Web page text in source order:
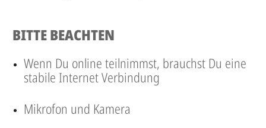
BITTE BEACHTEN
Wenn Du online teilnimmst, brauchst Du eine
stabile Internet Verbindung
Mikrofon und Kamera